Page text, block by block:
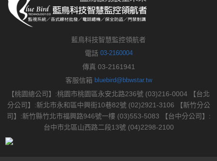
藍鳥科技智慧監控領航者
電話 03-2160004
傳真 03-2161941
客服信箱 bluebird@bbwstar.tw
【桃園總公司】:桃園市桃園區永安北路236號 (03)216-0004 【台北
分公司】:新北市永和區中興街10巷82號 (02)2921-3106 【新竹分公
司】:新竹縣竹北市福興路946號一樓 (03)553-5083 【台中分公司】:
台中市北區山西路二段13號 (04)2298-2100